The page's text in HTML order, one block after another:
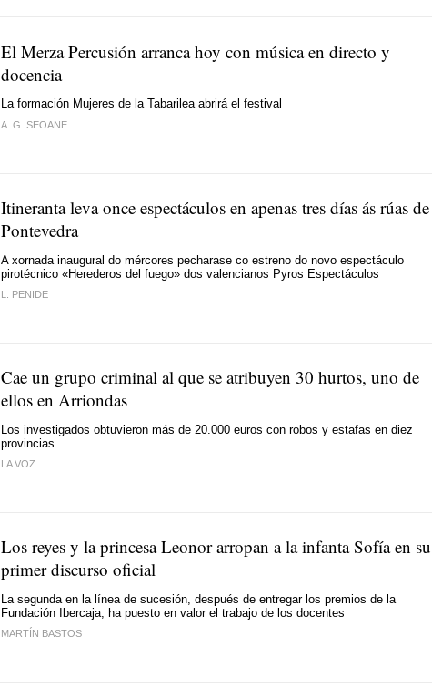
El Merza Percusión arranca hoy con música en directo y
docencia
La formación Mujeres de la Tabarilea abrirá el festival
A. G. SEOANE
Itineranta leva once espectáculos en apenas tres días ás rúas de
Pontevedra
A xornada inaugural do mércores pecharase co estreno do novo espectáculo
pirotécnico «Herederos del fuego» dos valencianos Pyros Espectáculos
L. PENIDE
Cae un grupo criminal al que se atribuyen 30 hurtos, uno de
ellos en Arriondas
Los investigados obtuvieron más de 20.000 euros con robos y estafas en diez
provincias
LA VOZ
Los reyes y la princesa Leonor arropan a la infanta Sofía en su
primer discurso oficial
La segunda en la línea de sucesión, después de entregar los premios de la
Fundación Ibercaja, ha puesto en valor el trabajo de los docentes
MARTÍN BASTOS